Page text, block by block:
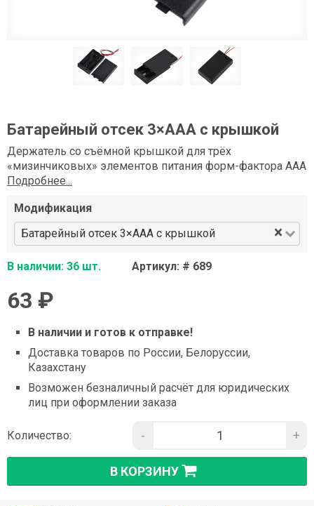
Батарейный отсек 3×АAA с крышкой
Держатель со съёмной крышкой для трёх
«мизинчиковых» элементов питания форм-фактора AAA
Подробнее...
Модификация
Батарейный отсек 3×АAA с крышкой
×
В наличии: 36 шт. Артикул: # 689
63 ₽
В наличии и готов к отправке!
Доставка товаров по России, Белоруссии,
Казахстану
Возможен безналичный расчёт для юридических
лиц при оформлении заказа
Количество: - +
В КОРЗИНУ